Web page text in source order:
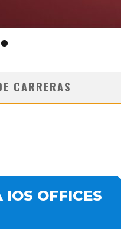
CARRERAS
IOS OFFICES